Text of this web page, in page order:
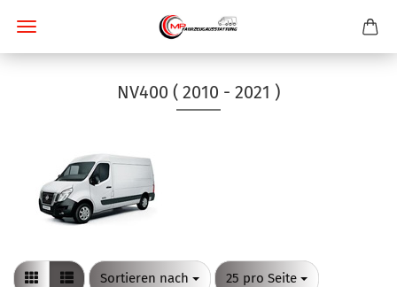
NV400 ( 2010 - 2021 )
Sortieren nach
Sortieren nach 25 pro Seite
pro Seite